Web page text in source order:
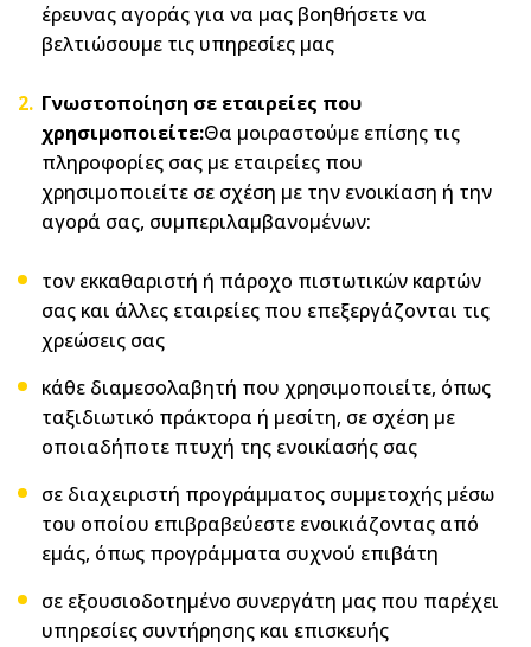
έρευνας αγοράς για να μας βοηθήσετε να
βελτιώσουμε τις υπηρεσίες μας
Γνωστοποίηση σε εταιρείες που
χρησιμοποιείτε:Θα μοιραστούμε επίσης τις
πληροφορίες σας με εταιρείες που
χρησιμοποιείτε σε σχέση με την ενοικίαση ή την
αγορά σας, συμπεριλαμβανομένων:
τον εκκαθαριστή ή πάροχο πιστωτικών καρτών
σας και άλλες εταιρείες που επεξεργάζονται τις
χρεώσεις σας
κάθε διαμεσολαβητή που χρησιμοποιείτε, όπως
ταξιδιωτικό πράκτορα ή μεσίτη, σε σχέση με
οποιαδήποτε πτυχή της ενοικίασής σας
σε διαχειριστή προγράμματος συμμετοχής μέσω
του οποίου επιβραβεύεστε ενοικιάζοντας από
εμάς, όπως προγράμματα συχνού επιβάτη
σε εξουσιοδοτημένο συνεργάτη μας που παρέχει
υπηρεσίες συντήρησης και επισκευής